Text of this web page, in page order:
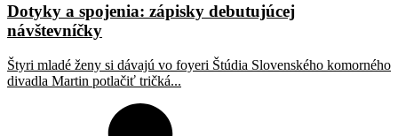
Dotyky a spojenia: zápisky debutujúcej
návštevníčky
Štyri mladé ženy si dávajú vo foyeri Štúdia Slovenského komorného
divadla Martin potlačiť tričká...